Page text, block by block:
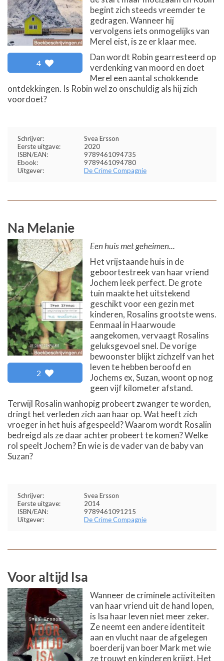
4
begint zich steeds vreemder te
gedragen. Wanneer hij
vervolgens iets onmogelijks van
Merel eist, is ze er klaar mee.
Dan wordt Robin gearresteerd op
verdenking van moord en doet
Merel een aantal schokkende
ontdekkingen. Is Robin wel zo onschuldig als hij zich
voordoet?
Schrijver:
Svea Ersson
Eerste uitgave:
2020
ISBN/EAN:
9789461094735
Ebook:
9789461094780
Uitgever:
De Crime Compagnie
Na Melanie
2
Een huis met geheimen...
Het vrijstaande huis in de
geboortestreek van haar vriend
Jochem leek perfect. De grote
tuin maakte het uitstekend
geschikt voor een gezin met
kinderen, Rosalins grootste wens.
Eenmaal in Haarwoude
aangekomen, vervaagt Rosalins
geluksgevoel snel. De vorige
bewoonster blijkt zichzelf van het
leven te hebben beroofd en
Jochems ex, Suzan, woont op nog
geen vijf kilometer afstand.
Terwijl Rosalin wanhopig probeert zwanger te worden,
dringt het verleden zich aan haar op. Wat heeft zich
vroeger in het huis afgespeeld? Waarom wordt Rosalin
bedreigd als ze daar achter probeert te komen? Welke
rol speelt Jochem? En wie is de vader van de baby van
Suzan?
Schrijver:
Svea Ersson
Eerste uitgave:
2014
ISBN/EAN:
9789461091215
Uitgever:
De Crime Compagnie
Voor altijd Isa
Wanneer de criminele activiteiten
van haar vriend uit de hand lopen,
is Isa haar leven niet meer zeker.
Ze neemt een andere identiteit
aan en vlucht naar de afgelegen
boerderij van boer Mark met wie
ze trouwt en kinderen krijgt. Het